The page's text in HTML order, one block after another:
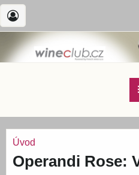
Úvod
Operandi Rose: